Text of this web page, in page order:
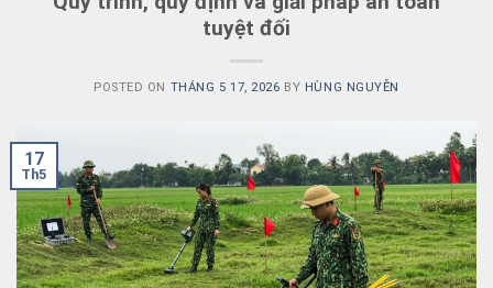
tuyệt đối
POSTED ON THÁNG 5 17, 2026 BY HÙNG NGUYỄN
17
Th5